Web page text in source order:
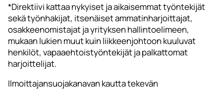
*Direktiivi kattaa nykyiset ja aikaisemmat työntekijät
sekä työnhakijat, itsenäiset ammatinharjoittajat,
osakkeenomistajat ja yrityksen hallintoelimeen,
mukaan lukien muut kuin liikkeenjohtoon kuuluvat
henkilöt, vapaaehtoistyöntekijät ja palkattomat
harjoittelijat.
Ilmoittajansuojakanavan kautta tekevän